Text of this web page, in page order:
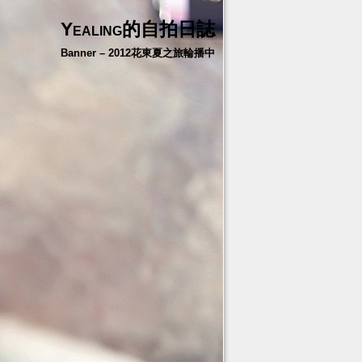
Yealing的自拍日誌
Banner – 2012花東夏之旅輪播中